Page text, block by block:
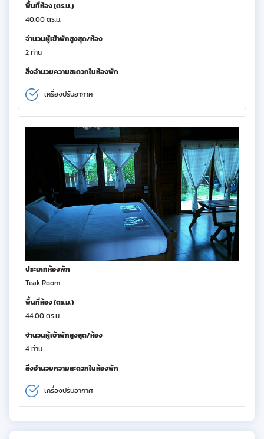
พื้นที่ห้อง (ตร.ม.)
40.00 ตร.ม.
จำนวนผู้เข้าพักสูงสุด/ห้อง
2 ท่าน
สิ่งอำนวยความสะดวกในห้องพัก
เครื่องปรับอากาศ
ประเภทห้องพัก
Teak Room
พื้นที่ห้อง (ตร.ม.)
44.00 ตร.ม.
จำนวนผู้เข้าพักสูงสุด/ห้อง
4 ท่าน
สิ่งอำนวยความสะดวกในห้องพัก
เครื่องปรับอากาศ